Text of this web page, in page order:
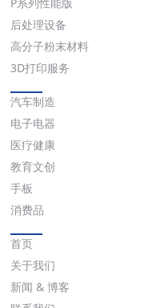
后处理设备
高分子粉末材料
3D打印服务
汽车制造
电子电器
医疗健康
教育文创
手板
消费品
首页
关于我们
新闻 & 博客